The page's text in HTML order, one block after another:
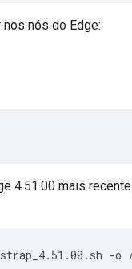
nós do Edge:
4.51.00 mais
-o